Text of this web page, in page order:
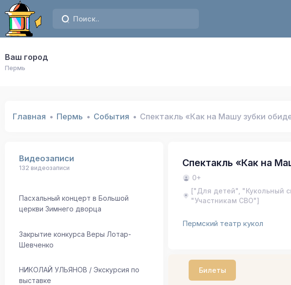
Ваш город
Пермь
Главная Пермь События Спектакль «Как на Машу зубки
Видеозаписи
132 видеозаписи
Пасхальный концерт в Большой
церкви Зимнего дворца
Закрытие конкурса Веры Лотар-
Шевченко
НИКОЛАЙ УЛЬЯНОВ / Экскурсия по
выставке
Спектакль «Как на
0+
["Для детей", "Кукольный
"Участникам СВО"]
Пермский театр кукол
Билеты